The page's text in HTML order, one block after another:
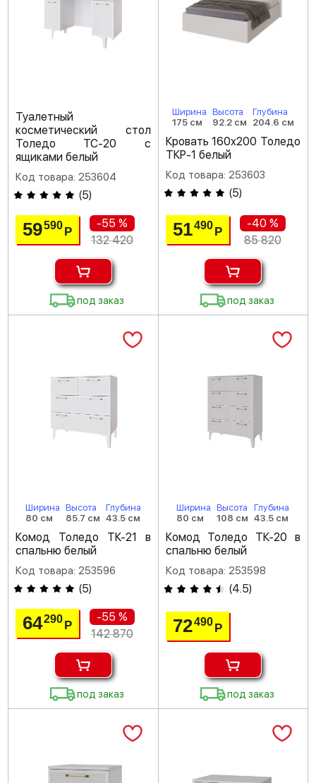
Туалетный
косметический стол
Толедо ТС-20 с
ящиками белый
Код товара: 253604
(5)
59590Р
-55 %
132 420
под заказ
Ширина
175 см
Высота
92.2 см
Глубина
204.6 см
Кровать 160х200 Толедо
ТКР-1 белый
Код товара: 253603
(5)
51490 Р
-40 %
85 820
под заказ
Ширина
80 см
Высота
85.7 см
Глубина
43.5 см
Комод Толедо ТК-21 в
спальню белый
Код товара: 253596
(5)
64290Р
-55 %
142 870
под заказ
Ширина
80 см
Высота
108 см
Глубина
43.5 см
Комод Толедо ТК-20 в
спальню белый
Код товара: 253598
(4.5)
72490 Р
под заказ